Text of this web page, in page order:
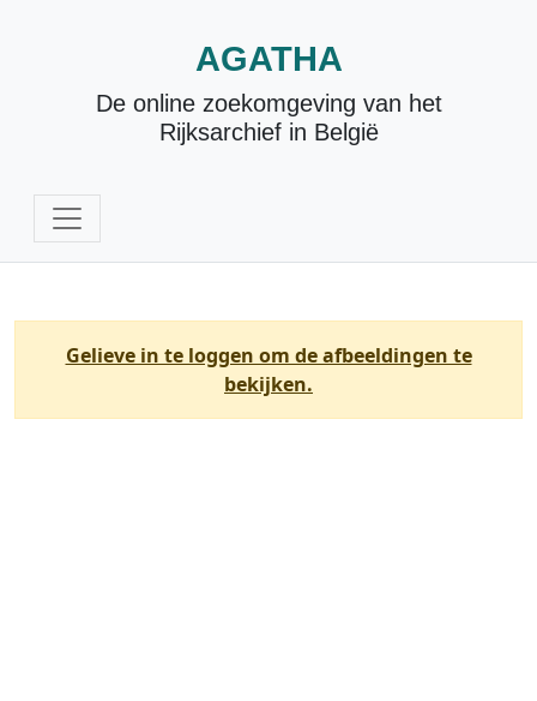
AGATHA
De online zoekomgeving van het
Rijksarchief in België
Gelieve in te loggen om de afbeeldingen te
bekijken.